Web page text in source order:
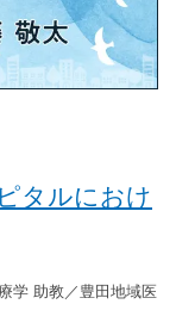
タルにおけ
学 助教／豊田地域医